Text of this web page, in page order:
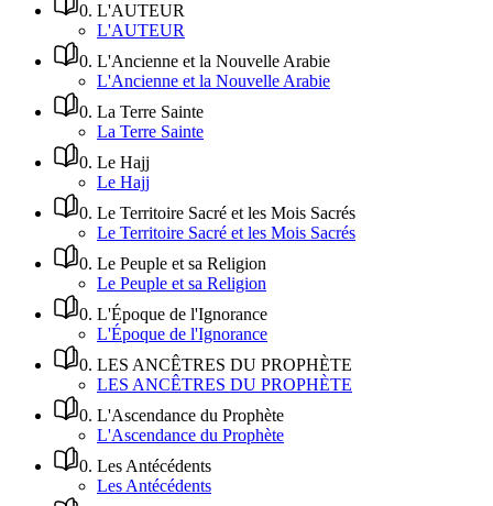
0. L'AUTEUR
L'AUTEUR
0. L'Ancienne et la Nouvelle Arabie
L'Ancienne et la Nouvelle Arabie
0. La Terre Sainte
La Terre Sainte
0. Le Hajj
Le Hajj
0. Le Territoire Sacré et les Mois Sacrés
Le Territoire Sacré et les Mois Sacrés
0. Le Peuple et sa Religion
Le Peuple et sa Religion
0. L'Époque de l'Ignorance
L'Époque de l'Ignorance
0. LES ANCÊTRES DU PROPHÈTE
LES ANCÊTRES DU PROPHÈTE
0. L'Ascendance du Prophète
L'Ascendance du Prophète
0. Les Antécédents
Les Antécédents